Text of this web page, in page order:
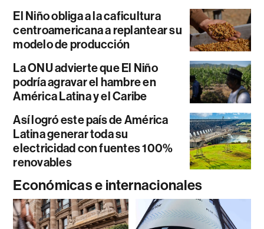
El Niño obliga a la caficultura
centroamericana a replantear su
modelo de producción
La ONU advierte que El Niño
podría agravar el hambre en
América Latina y el Caribe
Así logró este país de América
Latina generar toda su
electricidad con fuentes 100%
renovables
Económicas e internacionales